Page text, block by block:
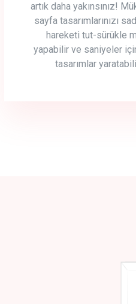
artık daha yakınsınız!
sayfa tasarımlarınızı
hareketi tut-sürükle
yapabilir ve saniyeler
tasarımlar